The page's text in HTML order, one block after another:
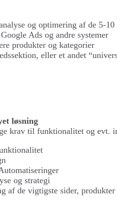
og optimering af de 5-
Ads og andre systemer
produkter og kategorier
eller et andet
løsning
krav til funktionalitet og evt.
og strategi
af de vigtigste sider,